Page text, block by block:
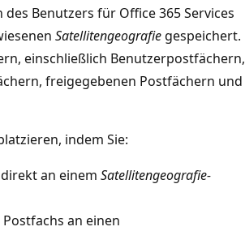
Benutzers für Office 365 Services
Satellitengeografie gespeichert.
einschließlich Benutzerpostfächern,
freigegebenen Postfächern und
indem Sie:
an einem Satellitengeografie-
an einen